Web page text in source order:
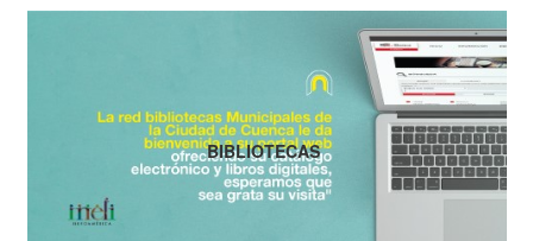
BIBLIOTECAS